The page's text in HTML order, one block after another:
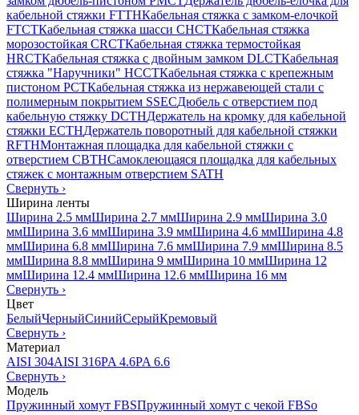
кабельной стяжки FTTHКабельная стяжка c замком-елочкой
FTCTКабельная стяжка шасси CHCTКабельная стяжка
морозостойкая CRCTКабельная стяжка термостойкая
HRCTКабельная стяжка с двойным замком DLCTКабельная
стяжка "Наручники" HCCTКабельная стяжка с крепежным
пистоном PCTКабельная стяжка из нержавеющей стали с
полимерным покрытием SSECДюбель с отверстием под
кабельную стяжку DCTHДержатель на кромку для кабельной
стяжки ECTHДержатель поворотный для кабельной стяжки
RFTHМонтажная площадка для кабельной стяжки с
отверстием CBTHСамоклеющаяся площадка для кабельных
стяжек с монтажным отверстием SATH
Свернуть ›
Ширина ленты
Ширина 2.5 ммШирина 2.7 ммШирина 2.9 ммШирина 3.0
ммШирина 3.6 ммШирина 3.9 ммШирина 4.6 ммШирина 4.8
ммШирина 6.8 ммШирина 7.6 ммШирина 7.9 ммШирина 8.5
ммШирина 8.8 ммШирина 9 ммШирина 10 ммШирина 12
ммШирина 12.4 ммШирина 12.6 ммШирина 16 мм
Свернуть ›
Цвет
БелыйЧерныйСинийСерыйКремовый
Свернуть ›
Материал
AISI 304AISI 316PA 4.6PA 6.6
Свернуть ›
Модель
Пружинный хомут FBSПружинный хомут с чекой FBSo